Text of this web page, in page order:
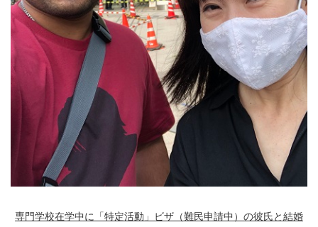
専門学校在学中に「特定活動」ビザ（難民申請中）の彼氏と結婚